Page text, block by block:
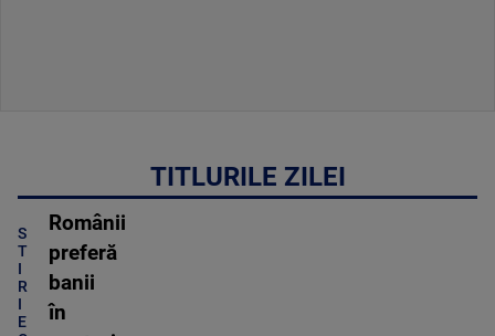
TITLURILE ZILEI
S
T
I
R
I
E
Românii
preferă
banii
în